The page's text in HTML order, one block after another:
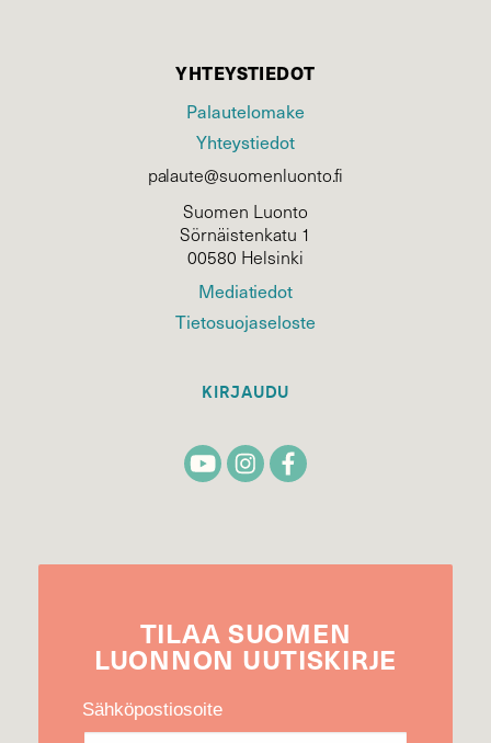
YHTEYSTIEDOT
Palautelomake
Yhteystiedot
palaute@suomenluonto.fi
Suomen Luonto
Sörnäistenkatu 1
00580 Helsinki
Mediatiedot
Tietosuojaseloste
KIRJAUDU
TILAA SUOMEN
LUONNON UUTIS­KIRJE
Sähköpostiosoite